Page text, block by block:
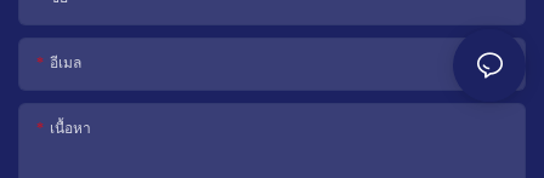
อีเมล
เนื้อหา